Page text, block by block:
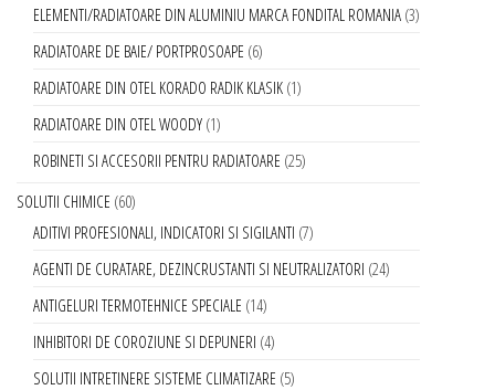
ELEMENTI/RADIATOARE DIN ALUMINIU MARCA FONDITAL ROMANIA 3
RADIATOARE DE BAIE/ PORTPROSOAPE 6
RADIATOARE DIN OTEL KORADO RADIK KLASIK 1
RADIATOARE DIN OTEL WOODY 1
ROBINETI SI ACCESORII PENTRU RADIATOARE 25
SOLUTII CHIMICE 60
ADITIVI PROFESIONALI, INDICATORI SI SIGILANTI 7
AGENTI DE CURATARE, DEZINCRUSTANTI SI NEUTRALIZATORI 24
ANTIGELURI TERMOTEHNICE SPECIALE 14
INHIBITORI DE COROZIUNE SI DEPUNERI 4
SOLUTII INTRETINERE SISTEME CLIMATIZARE 5